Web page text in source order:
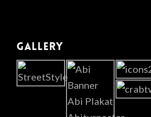
GALLERY